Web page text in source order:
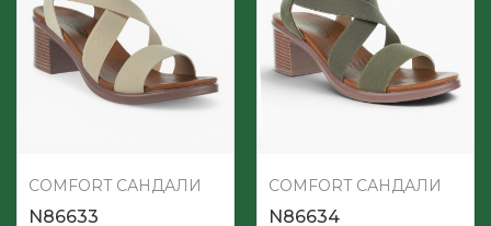
COMFORT САНДАЛИ
N86633
COMFORT САНДАЛИ
N86634